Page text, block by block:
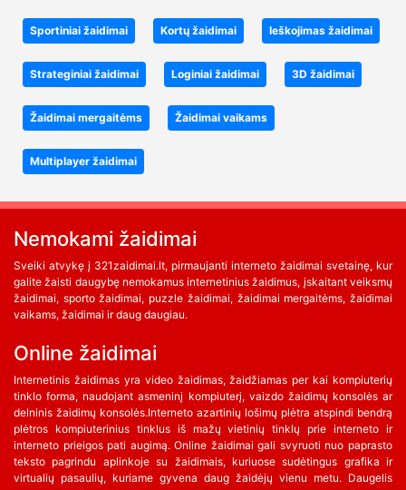
Sportiniai žaidimai Kortų žaidimai Ieškojimas žaidimai
Strateginiai žaidimai Loginiai žaidimai 3D žaidimai
Žaidimai mergaitėms Žaidimai vaikams
Multiplayer žaidimai
Nemokami žaidimai
Sveiki atvykę į 321zaidimai.lt, pirmaujanti interneto žaidimai svetainę, kur
galite žaisti daugybę nemokamus internetinius žaidimus, įskaitant veiksmų
žaidimai, sporto žaidimai, puzzle žaidimai, žaidimai mergaitėms, žaidimai
vaikams, žaidimai ir daug daugiau.
Online žaidimai
Internetinis žaidimas yra video žaidimas, žaidžiamas per kai kompiuterių
tinklo forma, naudojant asmeninį kompiuterį, vaizdo žaidimų konsolės ar
delninis žaidimų konsolės.Interneto azartinių lošimų plėtra atspindi bendrą
plėtros kompiuterinius tinklus iš mažų vietinių tinklų prie interneto ir
interneto prieigos pati augimą. Online žaidimai gali svyruoti nuo paprasto
teksto pagrindu aplinkoje su žaidimais, kuriuose sudėtingus grafika ir
virtualių pasaulių, kuriame gyvena daug žaidėjų vienu metu. Daugelis